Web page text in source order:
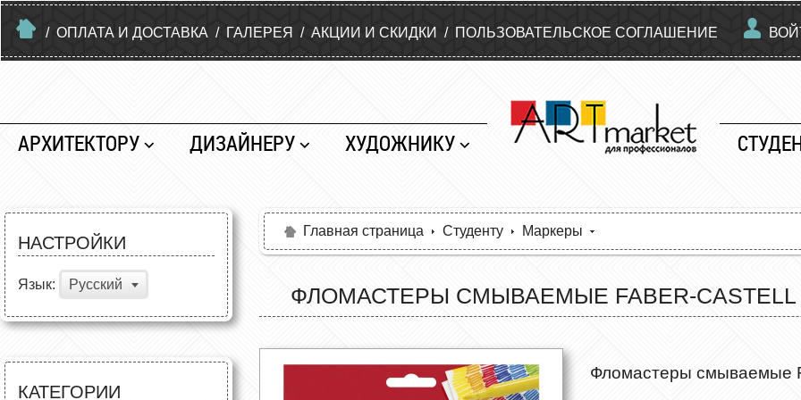
/ ОПЛАТА И ДОСТАВКА / ГАЛЕРЕЯ / АКЦИИ И СКИДКИ / ПОЛЬЗОВАТЕЛЬСКОЕ СОГЛАШЕНИЕ
АРХИТЕКТОРУ ДИЗАЙНЕРУ ХУДОЖНИКУ
НАСТРОЙКИ
Язык: Русский
КАТЕГОРИИ
Главная страница Студенту Маркеры
ФЛОМАСТЕРЫ СМЫВАЕМЫЕ FABER-CASTELL
Фломастеры смываемые